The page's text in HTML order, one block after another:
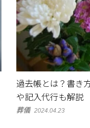
過去帳とは？書き
や記入代行も解説
葬儀 2024.04.23